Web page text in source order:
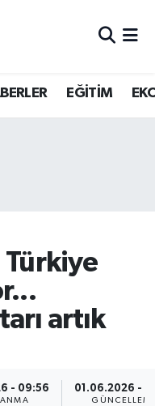
EĞİTİM
Türkiye
artık
- 09:56 01.06.2026 -